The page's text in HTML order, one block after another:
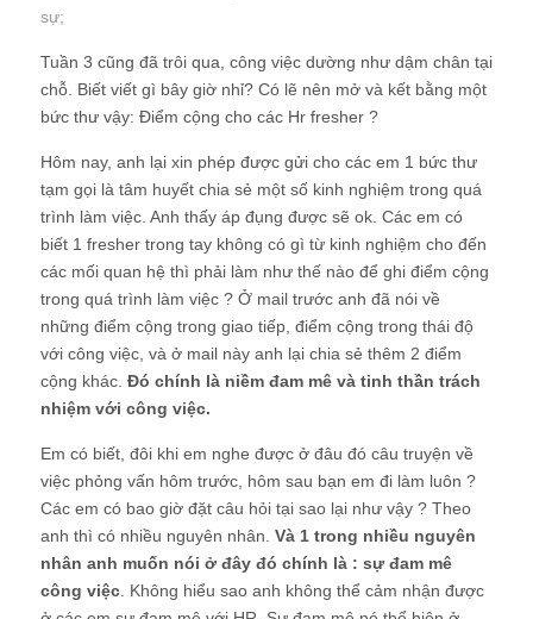
sự;
Tuần 3 cũng đã trôi qua, công việc dường như dậm chân tại
chỗ. Biết viết gì bây giờ nhỉ? Có lẽ nên mở và kết bằng một
bức thư vậy: Điểm cộng cho các Hr fresher ?
Hôm nay, anh lại xin phép được gửi cho các em 1 bức thư
tạm gọi là tâm huyết chia sẻ một số kinh nghiệm trong quá
trình làm việc. Anh thấy áp đụng được sẽ ok. Các em có
biết 1 fresher trong tay không có gì từ kinh nghiệm cho đến
các mối quan hệ thì phải làm như thế nào để ghi điểm cộng
trong quá trình làm việc ? Ở mail trước anh đã nói về
những điểm cộng trong giao tiếp, điểm cộng trong thái độ
với công việc, và ở mail này anh lại chia sẻ thêm 2 điểm
cộng khác. Đó chính là niềm đam mê và tinh thần trách
nhiệm với công việc.
Em có biết, đôi khi em nghe được ở đâu đó câu truyện về
việc phỏng vấn hôm trước, hôm sau bạn em đi làm luôn ?
Các em có bao giờ đặt câu hỏi tại sao lại như vậy ? Theo
anh thì có nhiều nguyên nhân. Và 1 trong nhiều nguyên
nhân anh muốn nói ở đây đó chính là : sự đam mê
công việc . Không hiểu sao anh không thể cảm nhận được